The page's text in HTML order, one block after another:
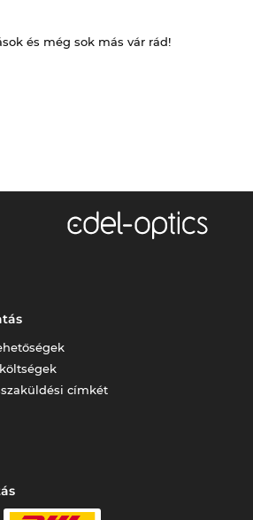
és még sok más vár rád!
címkét